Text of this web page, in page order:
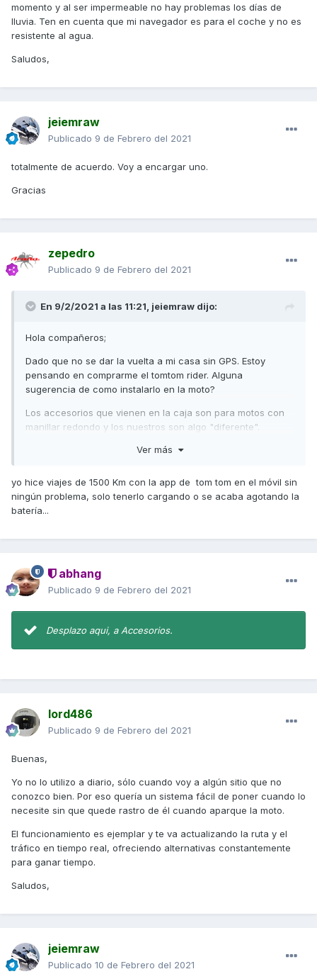
momento y al ser impermeable no hay problemas los días de
lluvia. Ten en cuenta que mi navegador es para el coche y no es
resistente al agua.
Saludos,
jeiemraw
Publicado 9 de Febrero del 2021
totalmente de acuerdo. Voy a encargar uno.
Gracias
zepedro
Publicado 9 de Febrero del 2021
En 9/2/2021 a las 11:21, jeiemraw dijo:
Hola compañeros;
Dado que no se dar la vuelta a mi casa sin GPS. Estoy
pensando en comprarme el tomtom rider. Alguna
sugerencia de como instalarlo en la moto?
Los accesorios que vienen en la caja son para motos con
manillar redondo y los nuestros son algo "diferente".
Como lo lleváis vosotros? Merece la pena comprar un GPS
Yo de momento, voy con el movil. Pero tengo miedo a que
se recaliente y lo jod*.
Ver más
yo hice viajes de 1500 Km con la app de tom tom en el móvil sin
ningún problema, solo tenerlo cargando o se acaba agotando la
batería...
abhang
Publicado 9 de Febrero del 2021
Desplazo aqui, a Accesorios.
lord486
Publicado 9 de Febrero del 2021
Buenas,
Yo no lo utilizo a diario, sólo cuando voy a algún sitio que no
conozco bien. Por eso quería un sistema fácil de poner cuando lo
necesite sin que quede rastro de él cuando aparque la moto.
El funcionamiento es ejemplar y te va actualizando la ruta y el
tráfico en tiempo real, ofreciendo alternativas constantemente
para ganar tiempo.
Saludos,
jeiemraw
Publicado 10 de Febrero del 2021